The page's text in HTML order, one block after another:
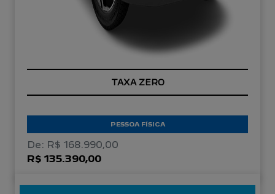
TAXA ZERO
PESSOA FÍSICA
De: R$ 168.990,00
R$ 135.390,00